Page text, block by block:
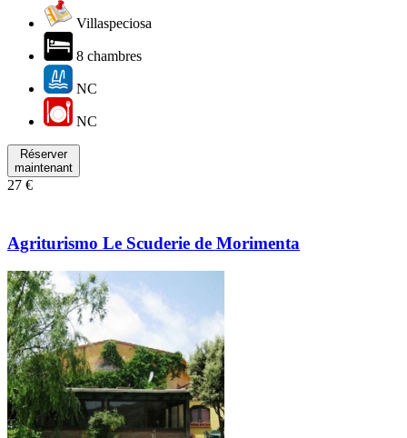
Villaspeciosa
8 chambres
NC
NC
Réserver
maintenant
27 €
Agriturismo Le Scuderie de Morimenta